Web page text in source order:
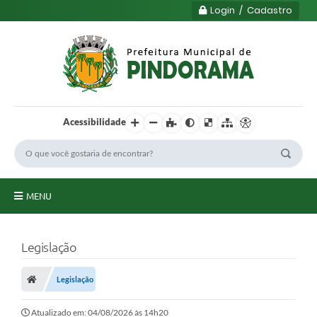
Login / Cadastro
Acessibilidade
MENU
Município
Serviços
Transparência
Legislação
Legislação
Atualizado em: 04/08/2026 às 14h20